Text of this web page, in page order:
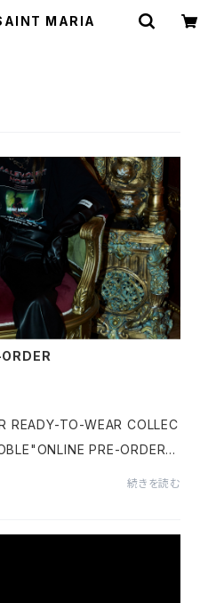
MARIA
READY-TO-WEAR COLLEC
PRE-ORDER2
続きを読む